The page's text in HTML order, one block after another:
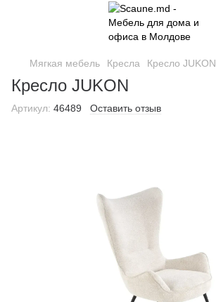
Мягкая мебель Кресла Кресло JUKON
Кресло JUKON
Артикул: 46489 Оставить отзыв